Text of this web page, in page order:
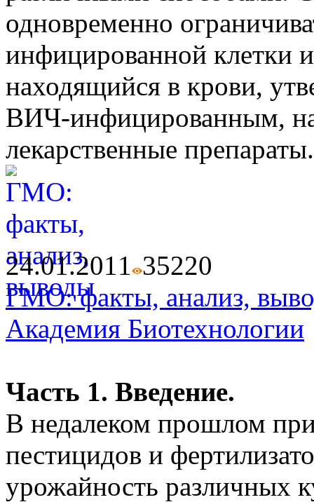
одновременно
инфицированной клетки
находящийся в крови,
ВИЧ-инфицированным,
лекарственные препараты.
24.01.2011 35220
ГМО: факты, анализ,
Академия Биотехнологии
Часть 1. Введение.
В недалеком прошлом
пестицидов и
урожайность различных